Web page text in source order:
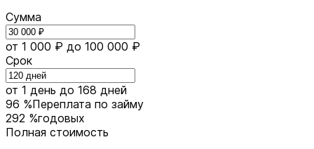
Сумма
от 1 000 ₽ до 100 000 ₽
Срок
от 1 день до 168 дней
96 %Переплата по займу
292 %годовых
Полная стоимость